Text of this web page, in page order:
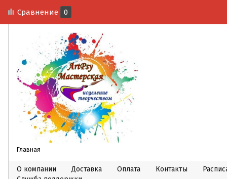
Сравнение 0
Главная
О компании Доставка Оплата Контакты